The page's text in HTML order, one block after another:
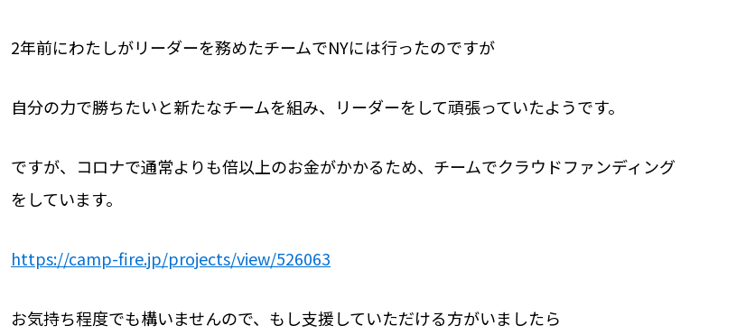
2年前にわたしがリーダーを務めたチームでNYには行ったのですが
自分の力で勝ちたいと新たなチームを組み、リーダーをして頑張っていたようです。
ですが、コロナで通常よりも倍以上のお金がかかるため、チームでクラウドファンディング
をしています。
https://camp-fire.jp/projects/view/526063
お気持ち程度でも構いませんので、もし支援していただける方がいましたら